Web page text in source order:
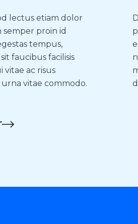
lectus etiam dolor
proin id
tempus,
faucibus facilisis
vitae ac risus
vitae commodo.